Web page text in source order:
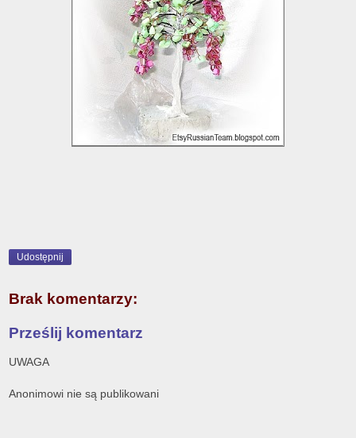
Udostępnij
Brak komentarzy:
Prześlij komentarz
UWAGA
Anonimowi nie są publikowani